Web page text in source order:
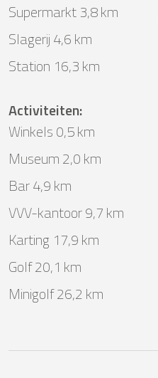
Supermarkt 3,8 km
Slagerij 4,6 km
Station 16,3 km
Activiteiten:
Winkels 0,5 km
Museum 2,0 km
Bar 4,9 km
VVV-kantoor 9,7 km
Karting 17,9 km
Golf 20,1 km
Minigolf 26,2 km